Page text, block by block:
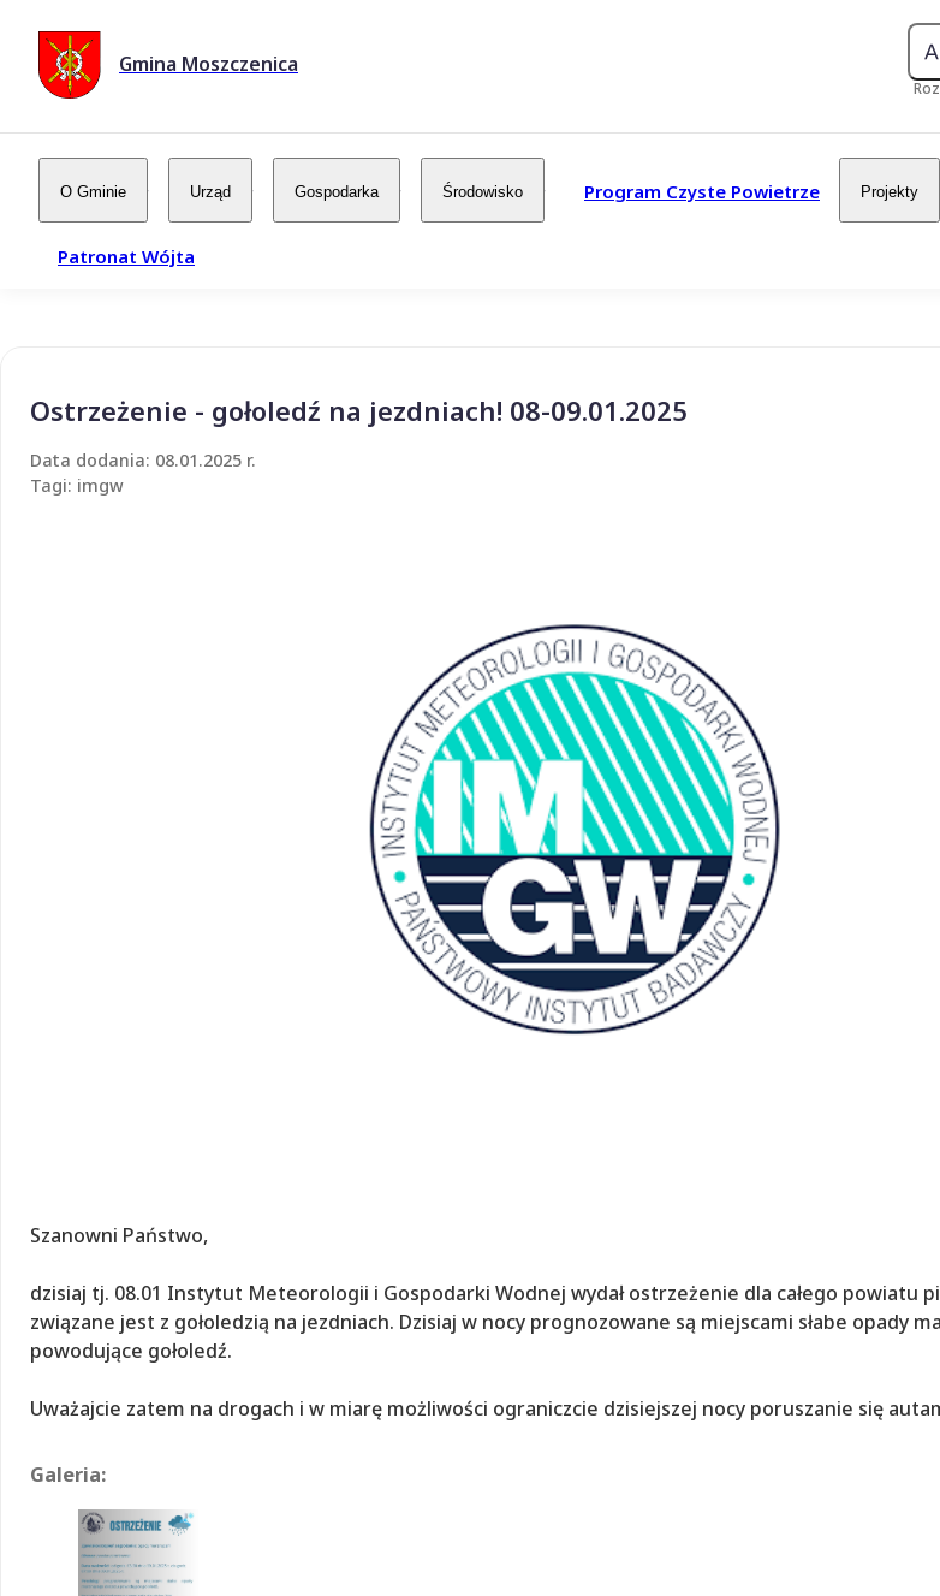
Gmina Moszczenica
O Gminie Urząd Gospodarka Środowisko Program Czyste Powietrze Projekty
Patronat Wójta
Ostrzeżenie - gołoledź na jezdniach! 08-09.01.2025
Data dodania: 08.01.2025 r.
Tagi: imgw
Szanowni Państwo,
dzisiaj tj. 08.01 Instytut Meteorologii i Gospodarki Wodnej wydał ostrzeżenie dla całego powiatu
związane jest z gołoledzią na jezdniach. Dzisiaj w nocy prognozowane są miejscami słabe opady
powodujące gołoledź.
Uważajcie zatem na drogach i w miarę możliwości ograniczcie dzisiejszej nocy poruszanie się
Galeria: